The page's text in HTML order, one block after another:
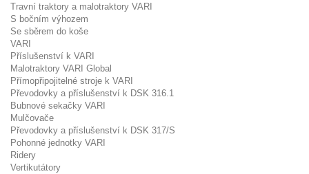
Travní traktory a malotraktory VARI
S bočním výhozem
Se sběrem do koše
VARI
Příslušenství k VARI
Malotraktory VARI Global
Přímopřipojitelné stroje k VARI
Převodovky a příslušenství k DSK 316.1
Bubnové sekačky VARI
Mulčovače
Převodovky a příslušenství k DSK 317/S
Pohonné jednotky VARI
Ridery
Vertikutátory